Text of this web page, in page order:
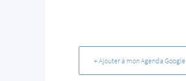
+ Ajouter à mon Agenda Google